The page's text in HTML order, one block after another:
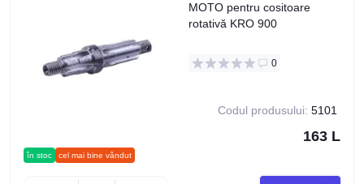
în stoc cel mai bine vândut
MOTO pentru cositoare
rotativă KRO 900
0
Codul produsului: 5101
163 L